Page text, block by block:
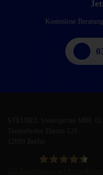
Kostenlose